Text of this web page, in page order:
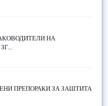
НА
ПРЕПОРАКИ ЗА ЗАШТИТА